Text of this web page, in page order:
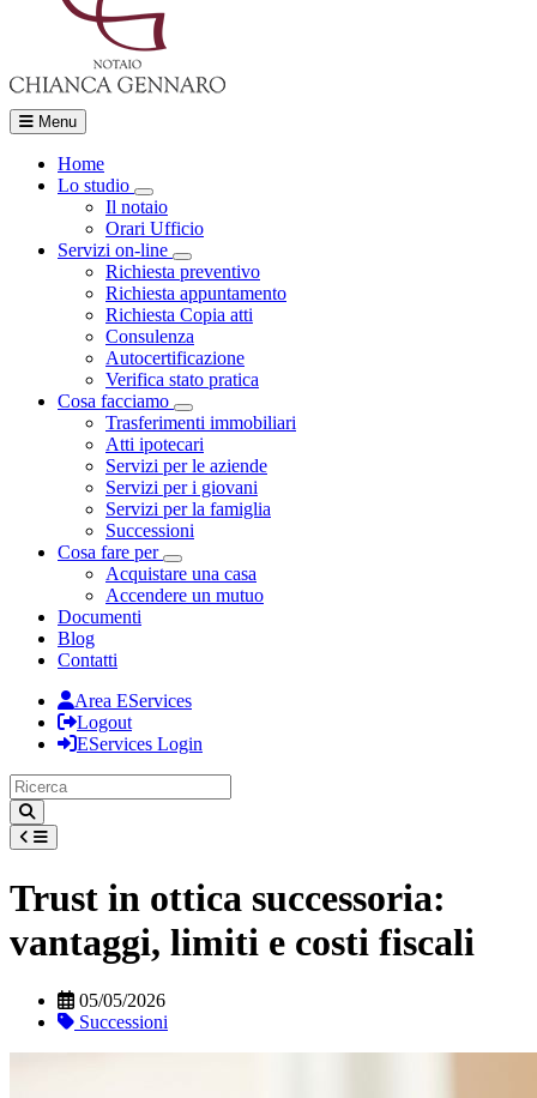
Menu
Home
Lo studio
Toggle Dropdown
Il notaio
Orari Ufficio
Servizi on-line
Toggle Dropdown
Richiesta preventivo
Richiesta appuntamento
Richiesta Copia atti
Consulenza
Autocertificazione
Verifica stato pratica
Cosa facciamo
Toggle Dropdown
Trasferimenti immobiliari
Atti ipotecari
Servizi per le aziende
Servizi per i giovani
Servizi per la famiglia
Successioni
Cosa fare per
Toggle Dropdown
Acquistare una casa
Accendere un mutuo
Documenti
Blog
Contatti
Area EServices
Logout
EServices Login
Trust in ottica successoria:
vantaggi, limiti e costi fiscali
05/05/2026
Successioni